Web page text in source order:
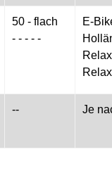
50 - flach
- - - - -
E-
-- Je